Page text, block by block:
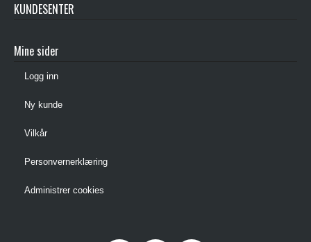
KUNDESENTER
Mine sider
Logg inn
Ny kunde
Vilkår
Personvernerklæring
Administrer cookies